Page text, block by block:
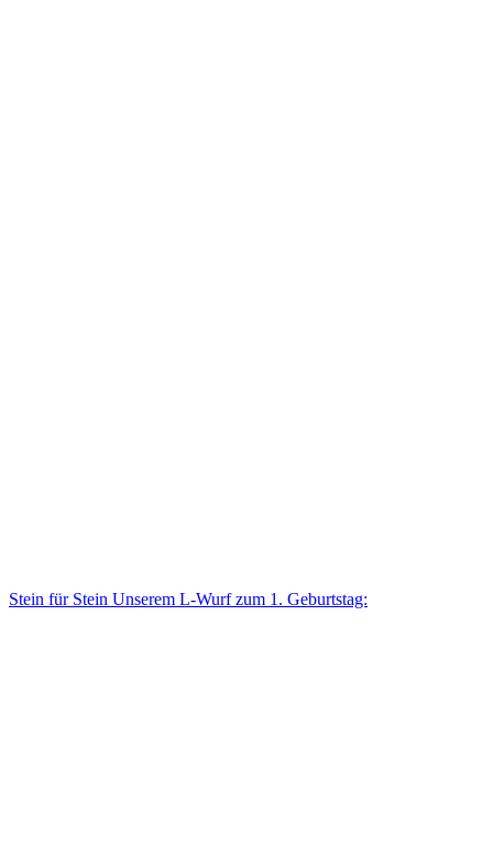
Stein für Stein Unse­rem L-Wurf zum 1. Geburtstag: